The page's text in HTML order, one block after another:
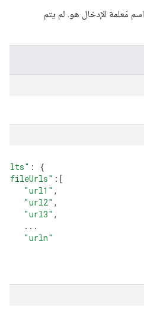
اسم مَعلمة الإدخال هو. لم يتم
:
{
"fileUrls" :[
"url1" ,
"url2" ,
"url3" ,
...
"urln"